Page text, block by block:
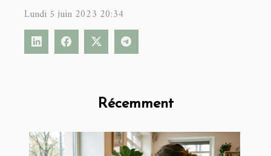
Récemment
Lundi 5 juin 2023 20:34